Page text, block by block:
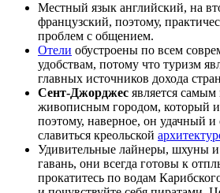
Местный язык английский, на
французский, поэтому,
проблем с общением.
Отели обустроены по всем
удобствам, потому что туризм
главных источников дохода
Сент-Джорджес является
живописным городом, который
поэтому, наверное, он удачный
славиться креольской
Удивительные лайнеры, шхуны
гавань, они всегда готовы к
прокатитесь по водам